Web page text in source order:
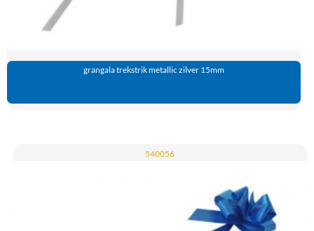
grangala trekstrik metallic zilver 15mm
540056